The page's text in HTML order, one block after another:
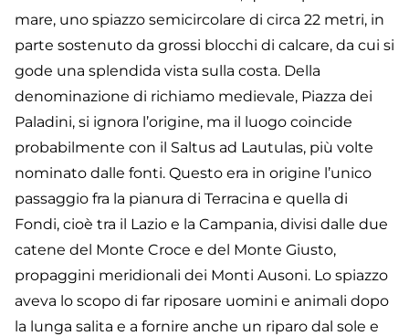
mare, uno spiazzo semicircolare di circa 22 metri, in
parte sostenuto da grossi blocchi di calcare, da cui si
gode una splendida vista sulla costa. Della
denominazione di richiamo medievale, Piazza dei
Paladini, si ignora l’origine, ma il luogo coincide
probabilmente con il Saltus ad Lautulas, più volte
nominato dalle fonti. Questo era in origine l’unico
passaggio fra la pianura di Terracina e quella di
Fondi, cioè tra il Lazio e la Campania, divisi dalle due
catene del Monte Croce e del Monte Giusto,
propaggini meridionali dei Monti Ausoni. Lo spiazzo
aveva lo scopo di far riposare uomini e animali dopo
la lunga salita e a fornire anche un riparo dal sole e